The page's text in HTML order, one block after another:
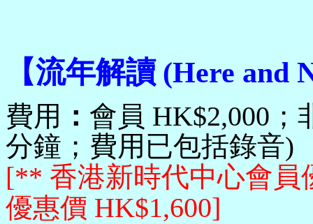
【流年解讀 (Here and
費用 ： 會員 HK$2,000
分鐘 ；費用已包括錄音)
[** 香港新時代中心會員
優惠價 HK$1,600]